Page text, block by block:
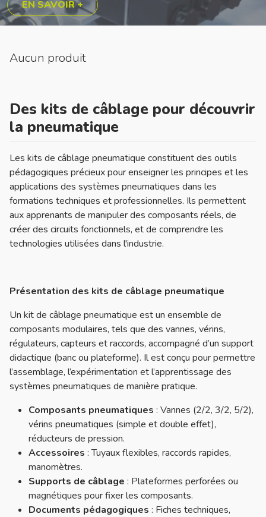
EN SAVOIR +
Aucun produit
Des kits de câblage pour découvrir
la pneumatique
Les kits de câblage pneumatique constituent des outils
pédagogiques précieux pour enseigner les principes et les
applications des systèmes pneumatiques dans les
formations techniques et professionnelles. Ils permettent
aux apprenants de manipuler des composants réels, de
créer des circuits fonctionnels, et de comprendre les
technologies utilisées dans l'industrie.
Présentation des kits de câblage pneumatique
Un kit de câblage pneumatique est un ensemble de
composants modulaires, tels que des vannes, vérins,
régulateurs, capteurs et raccords, accompagné d’un support
didactique (banc ou plateforme). Il est conçu pour permettre
l’assemblage, l’expérimentation et l’apprentissage des
systèmes pneumatiques de manière pratique.
Composants pneumatiques : Vannes (2/2, 3/2, 5/2),
vérins pneumatiques (simple et double effet),
réducteurs de pression.
Accessoires : Tuyaux flexibles, raccords rapides,
manomètres.
Supports de câblage : Plateformes perforées ou
magnétiques pour fixer les composants.
Documents pédagogiques : Fiches techniques,